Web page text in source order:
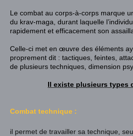
Le combat au corps-à-corps marque
du krav-maga, durant laquelle
rapidement et efficacement son
Celle-ci met en œuvre des éléments
proprement dit : tactiques, feintes ,
de plusieurs techniques, dimension
Il existe plusieurs types
Combat technique :
il permet de travailler sa technique,